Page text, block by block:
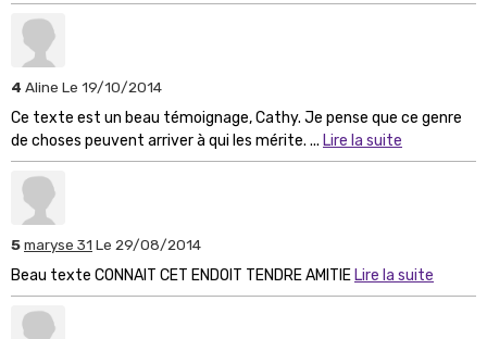
4 Aline Le 19/10/2014
Ce texte est un beau témoignage, Cathy. Je pense que ce genre
de choses peuvent arriver à qui les mérite. ... Lire la suite
5maryse 31 Le 29/08/2014
Beau texte CONNAIT CET ENDOIT TENDRE AMITIE Lire la suite